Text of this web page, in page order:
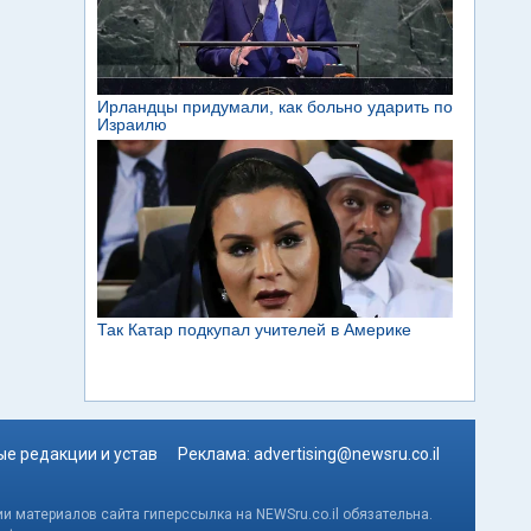
редакции и устав Реклама: advertising@newsru.co.il
сайта гиперссылка на NEWSru.co.il обязательна.